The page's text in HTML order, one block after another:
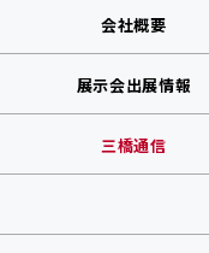
会社概要
展示会出展情報
三橋通信